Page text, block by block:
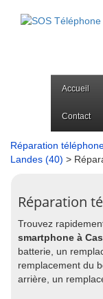
Accueil
Contact
Réparation
Landes (40) >
Réparation
Trouvez
smartphone à
batterie, un
remplacement du
arrière, un